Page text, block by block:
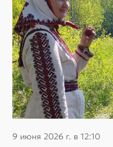
9 июня 2026 г. в 12:10